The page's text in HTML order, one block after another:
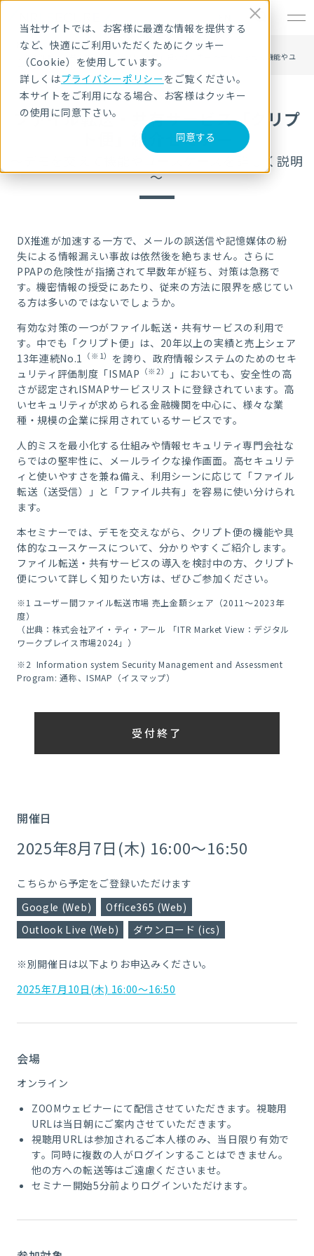
当社サイトでは、お客様に最適な情報を提供する
など、快適にご利用いただくためにクッキー
（Cookie）を使用しています。
詳しくはプライバシーポリシーをご覧ください。
本サイトをご利用になる場合、お客様はクッキー
の使用に同意下さい。
同意する
HOME
セキュリティセミナー・イベント
ファイル転送・共有サービス「クリプト便」紹介セミナー ～デモを交えて機能やユ
ースケースを詳しく説明～
ファイル転送・共有サービス「クリプ
ト便」紹介セミナー
～デモを交えて機能やユースケースを詳しく説明
～
DX推進が加速する一方で、メールの誤送信や記憶媒体の紛
失による情報漏えい事故は依然後を絶ちません。さらに
PPAPの危険性が指摘されて早数年が経ち、対策は急務で
す。機密情報の授受にあたり、従来の方法に限界を感じてい
る方は多いのではないでしょうか。
有効な対策の一つがファイル転送・共有サービスの利用で
す。中でも「クリプト便」は、20年以上の実績と売上シェア
13年連続No.1 （※1） を誇り、政府情報システムのためのセキ
ュリティ評価制度「ISMAP （※2）
」においても、安全性の高
さが認定されISMAPサービスリストに登録されています。高
いセキュリティが求められる金融機関を中心に、様々な業
種・規模の企業に採用されているサービスです。
人的ミスを最小化する仕組みや情報セキュリティ専門会社な
らではの堅牢性に、メールライクな操作画面。高セキュリテ
ィと使いやすさを兼ね備え、利用シーンに応じて「ファイル
転送（送受信）」と「ファイル共有」を容易に使い分けられ
ます。
本セミナーでは、デモを交えながら、クリプト便の機能や具
体的なユースケースについて、分かりやすくご紹介します。
ファイル転送・共有サービスの導入を検討中の方、クリプト
便について詳しく知りたい方は、ぜひご参加ください。
※1 ユーザー間ファイル転送市場 売上金額シェア（2011～2023年
度）
（出典：株式会社アイ・ティ・アール 「ITR Market View：デジタル
ワークプレイス市場2024」）
※2 Information system Security Management and Assessment
Program: 通称、ISMAP（イスマップ）
受付終了
開催日
2025年8月7日(木) 16:00～16:50
こちらから予定をご登録いただけます
Google (Web)
Office365 (Web)
Outlook Live (Web)
ダウンロード (ics)
※別開催日は以下よりお申込みください。
2025年7月10日(木) 16:00～16:50
会場
オンライン
ZOOMウェビナーにて配信させていただきます。視聴用
URLは当日朝にご案内させていただきます。
視聴用URLは参加されるご本人様のみ、当日限り有効で
す。同時に複数の人がログインすることはできません。
他の方への転送等はご遠慮くださいませ。
セミナー開始5分前よりログインいただけます。